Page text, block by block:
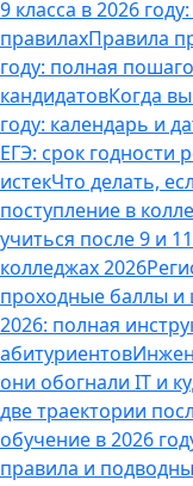
9 класса в 2026
правилахПравила
году: полная
кандидатовКогда
году: календарь и
ЕГЭ: срок годности
истекЧто делать,
поступление в
учиться после 9 и
колледжах 2026
проходные баллы и
2026: полная
абитуриентов
они обогнали IT и
две траектории
обучение в 2026
правила и